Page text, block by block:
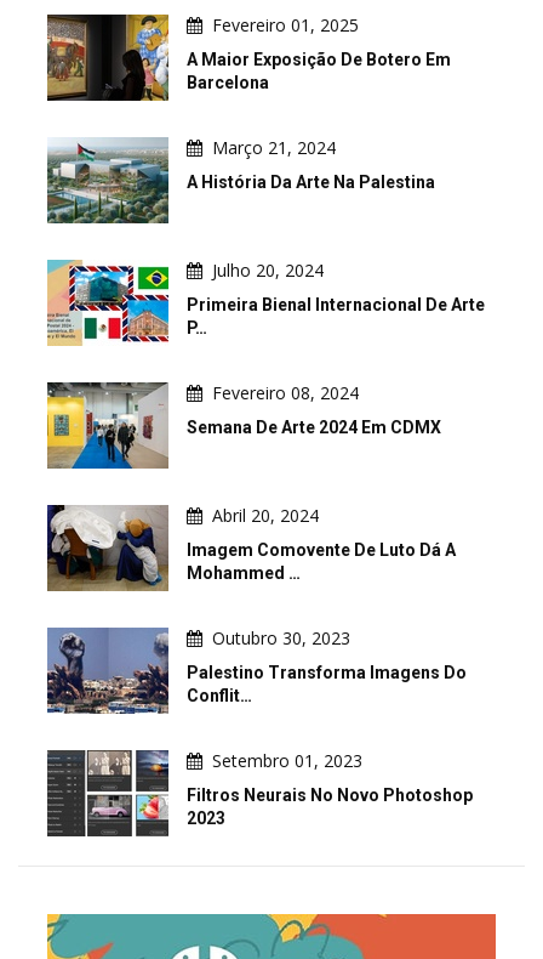
Fevereiro 01, 2025
A Maior Exposição De Botero Em
Barcelona
Março 21, 2024
A História Da Arte Na Palestina
Julho 20, 2024
Primeira Bienal Internacional De Arte
P…
Fevereiro 08, 2024
Semana De Arte 2024 Em CDMX
Abril 20, 2024
Imagem Comovente De Luto Dá A
Mohammed …
Outubro 30, 2023
Palestino Transforma Imagens Do
Conflit…
Setembro 01, 2023
Filtros Neurais No Novo Photoshop
2023